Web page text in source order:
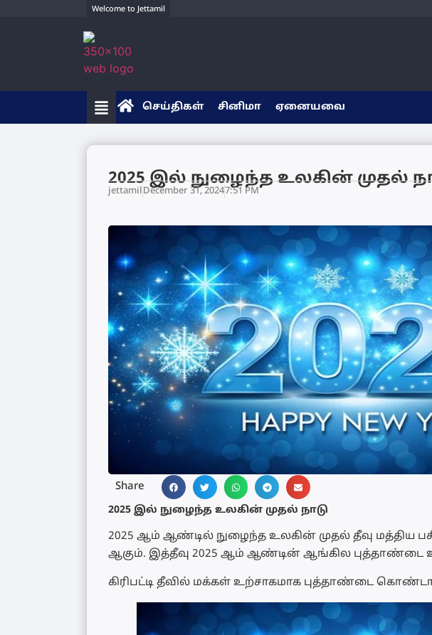
Welcome to Jettamil
செய்திகள் சினிமா ஏனையவை
2025 இல் நுழைந்த உலகின் முதல்
jettamilDecember 31, 20247:51 PM
Share
2025 இல் நுழைந்த உலகின் முதல் நாடு
2025 ஆம் ஆண்டில் நுழைந்த உலகின் முதல் தீவு மத்திய
ஆகும். இத்தீவு 2025 ஆம் ஆண்டின் ஆங்கில புத்தாண்டை
கிரிபட்டி தீவில் மக்கள் உற்சாகமாக புத்தாண்டை